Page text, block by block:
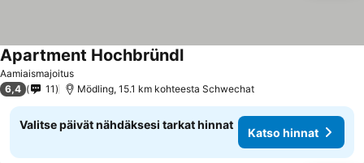
Aamiaismajoitus
Apartment Hochbründl
6,4 11 Mödling, 15.1 km kohteesta Schwechat
Valitse päivät nähdäksesi tarkat hinnat
Katso hinnat